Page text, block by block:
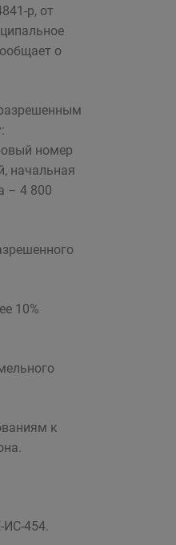
р, от
о
номер
начальная
– 4 800
10%
к
ИС-454.